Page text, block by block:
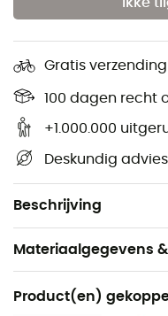
Ikke
Gratis
100 dagen recht
+1.000.000
Deskundig advies
Beschrijving
Elastische
comfort
gemakkelijk aan-
Twee zijzakken
Materiaalgegevens
Aanbevolen voor
Wandelen /
Product(en)